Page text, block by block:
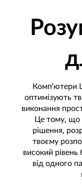
Комп’ютери
оптимізують
виконання
Це тому, що
рішення,
твоєму
високий
від одного